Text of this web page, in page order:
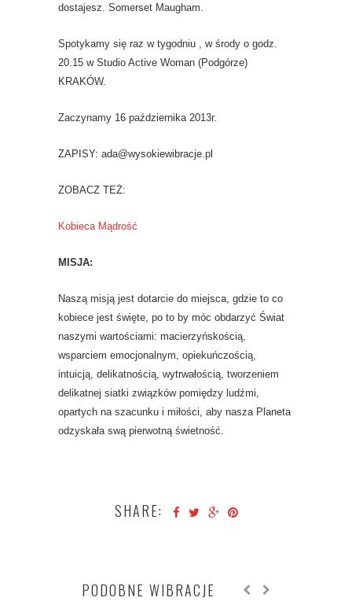
dostajesz. Somerset Maugham.
Spotykamy się raz w tygodniu , w środy o godz.
20.15 w Studio Active Woman (Podgórze)
KRAKÓW.
Zaczynamy 16 października 2013r.
ZAPISY: ada@wysokiewibracje.pl
ZOBACZ TEŻ:
Kobieca Mądrość
MISJA:
Naszą misją jest dotarcie do miejsca, gdzie to co
kobiece jest święte, po to by móc obdarzyć Świat
naszymi wartościami: macierzyńskością,
wsparciem emocjonalnym, opiekuńczością,
intuicją, delikatnością, wytrwałością, tworzeniem
delikatnej siatki związków pomiędzy ludźmi,
opartych na szacunku i miłości, aby nasza Planeta
odzyskała swą pierwotną świetność.
SHARE:
PODOBNE WIBRACJE